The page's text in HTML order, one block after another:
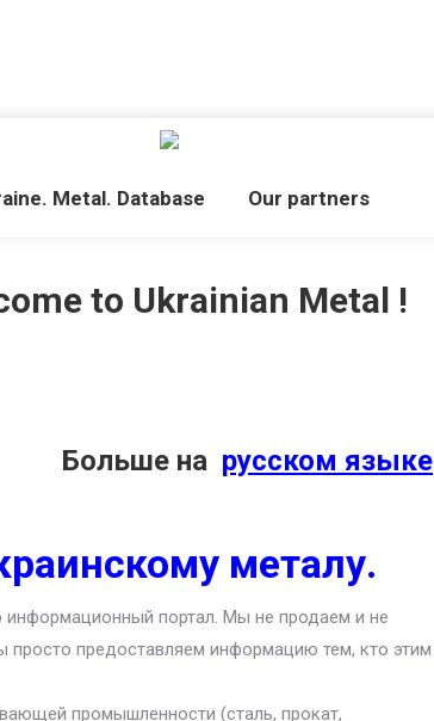
Metal. Database Our partners
to Ukrainian Metal !
Больше на русском языке
металу.
информационный портал. Мы не продаем и не
просто предоставляем информацию тем, кто этим
промышленности (сталь, прокат,